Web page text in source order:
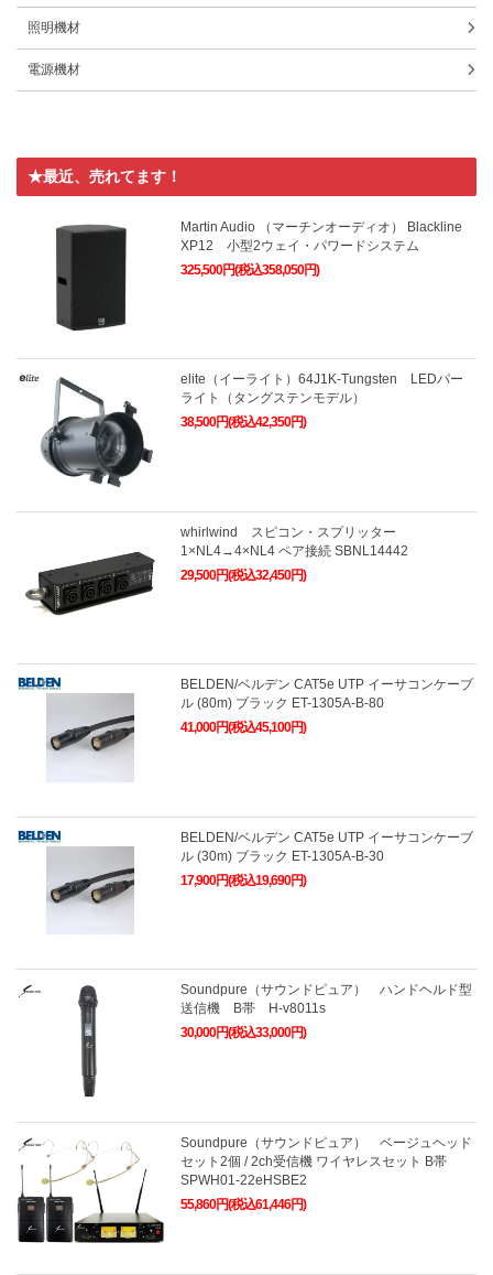
照明機材
電源機材
★最近、売れてます！
Martin Audio （マーチンオーディオ） Blackline
XP12 小型2ウェイ・パワードシステム
325,500円(税込358,050円)
elite（イーライト）64J1K-Tungsten LEDパー
ライト（タングステンモデル）
38,500円(税込42,350円)
whirlwind スピコン・スプリッター
1×NL4→4×NL4 ペア接続 SBNL14442
29,500円(税込32,450円)
BELDEN/ベルデン CAT5e UTP イーサコンケーブ
ル (80m) ブラック ET-1305A-B-80
41,000円(税込45,100円)
BELDEN/ベルデン CAT5e UTP イーサコンケーブ
ル (30m) ブラック ET-1305A-B-30
17,900円(税込19,690円)
Soundpure（サウンドピュア） ハンドヘルド型
送信機 B帯 H-v8011s
30,000円(税込33,000円)
Soundpure（サウンドピュア） ベージュヘッド
セット2個 / 2ch受信機 ワイヤレスセット B帯
SPWH01-22eHSBE2
55,860円(税込61,446円)